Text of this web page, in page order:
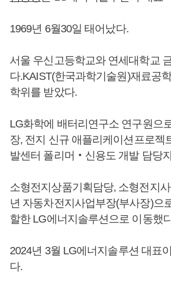
1969년 6월30일 태어났다.
서울 우신고등학교와 연세대학교
다.KAIST(한국과학기술원)재료공
학위를 받았다.
LG화학에 배터리연구소 연구원으
장, 전지 신규 애플리케이션프로젝
발센터 폴리머‧신용도 개발 담당
소형전지상품기획담당, 소형전지
년 자동차전지사업부장(부사장)으
할한 LG에너지솔루션으로 이동했
2024년 3월 LG에너지솔루션 대표
다.